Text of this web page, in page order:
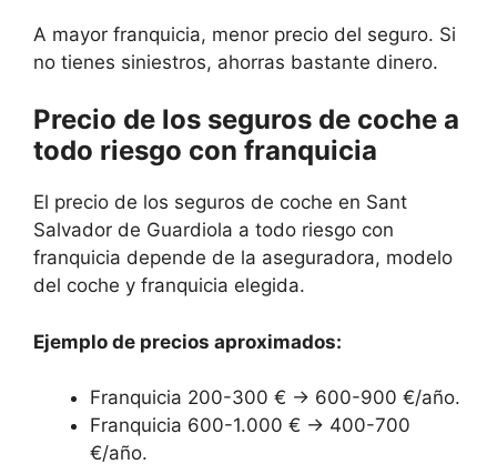
A mayor franquicia, menor precio del seguro. Si
no tienes siniestros, ahorras bastante dinero.
Precio de los seguros de coche a
todo riesgo con franquicia
El precio de los seguros de coche en Sant
Salvador de Guardiola a todo riesgo con
franquicia depende de la aseguradora, modelo
del coche y franquicia elegida.
Ejemplo de precios aproximados:
Franquicia 200-300 € → 600-900 €/año.
Franquicia 600-1.000 € → 400-700
€/año.